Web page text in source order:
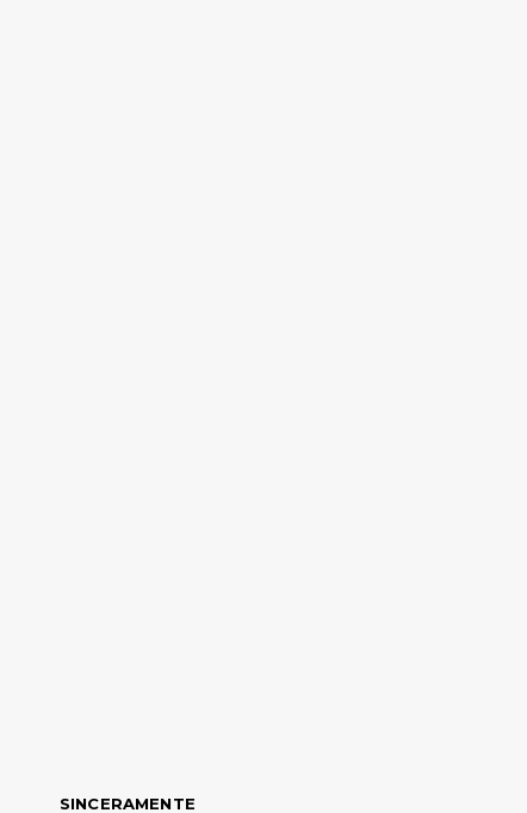
SINCERAMENTE